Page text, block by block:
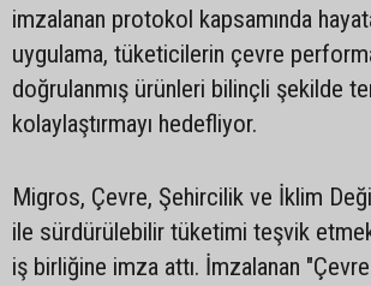
imzalanan protokol kapsamında
uygulama, tüketicilerin çevre
doğrulanmış ürünleri bilinçli şekilde
kolaylaştırmayı hedefliyor.
Migros, Çevre, Şehircilik ve İklim
ile sürdürülebilir tüketimi teşvik
iş birliğine imza attı. İmzalanan